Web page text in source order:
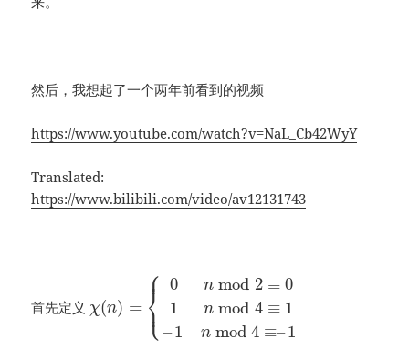
然后，我想起了一个两年前看到的视频
https://www.youtube.com/watch?v=NaL_Cb42WyY
Translated:
https://www.bilibili.com/video/av12131743
首先定义 χ(n) = ⎧
⎩
⎨⎪
⎪
0
1
–1
n mod 2 ≡ 0
n mod 4 ≡ 1
n mod 4 ≡–1